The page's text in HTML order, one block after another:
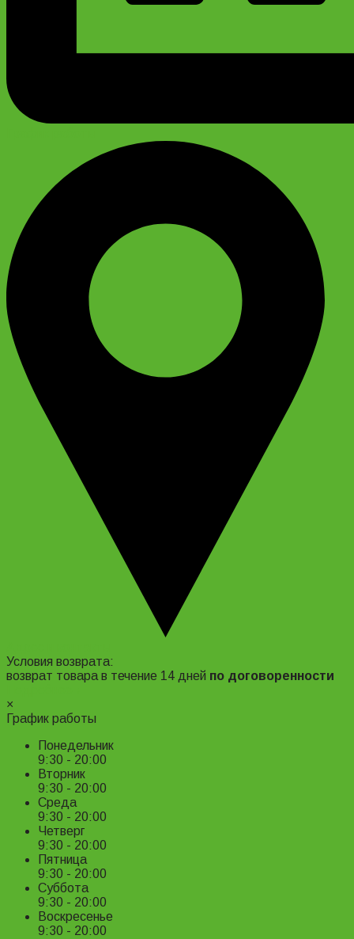
Условия возврата:
возврат товара в течение 14 дней по договоренности
×
График работы
Понедельник
9:30 - 20:00
Вторник
9:30 - 20:00
Среда
9:30 - 20:00
Четверг
9:30 - 20:00
Пятница
9:30 - 20:00
Суббота
9:30 - 20:00
Воскресенье
9:30 - 20:00